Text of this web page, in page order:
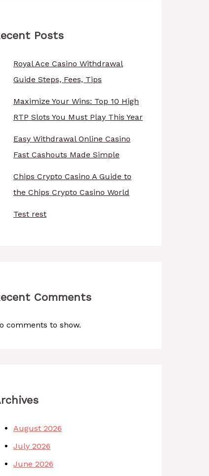
Posts
Royal Ace Casino Withdrawal
Guide Steps, Fees, Tips
Maximize Your Wins: Top 10 High
RTP Slots You Must Play This Year
Easy Withdrawal Online Casino
Fast Cashouts Made Simple
Chips Crypto Casino A Guide to
the Chips Crypto Casino World
Test rest
Comments
comments to show.
August 2026
July 2026
June 2026